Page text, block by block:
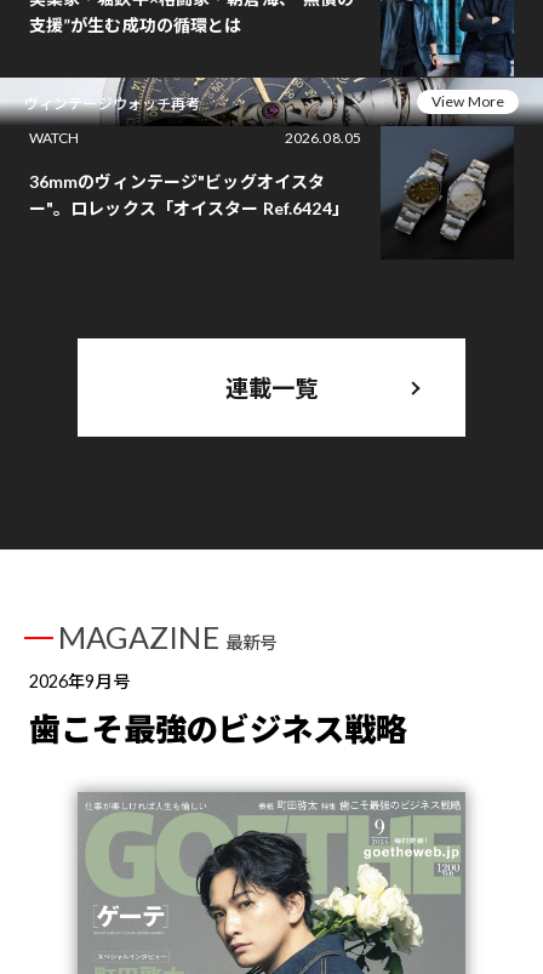
支援”が生む成功の循環とは
ヴィンテージウォッチ再考
View More
WATCH
2026.08.05
36mmのヴィンテージ"ビッグオイスタ
ー"。ロレックス「オイスター Ref.6424」
連載一覧
MAGAZINE 最新号
2026年9月号
歯こそ最強のビジネス戦略